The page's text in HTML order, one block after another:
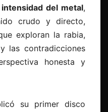
del metal,
crudo y directo,
exploran la rabia,
las contradicciones
honesta y
su primer disco